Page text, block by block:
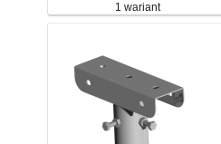
1 wariant